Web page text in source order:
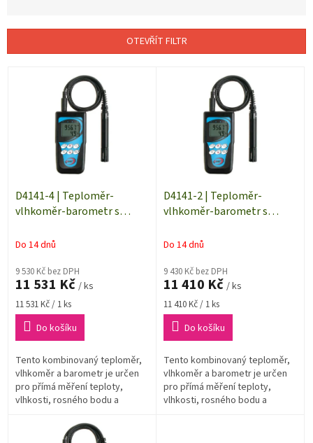
í
OTEVŘÍT FILTR
D4141-4 | Teploměr-
vlhkoměr-barometr s
metry | datalogger
Do 14 dnů
9 530 Kč bez DPH
11 531 Kč / ks
Měrná
cena:
11 531 Kč / 1 ks
Do košíku
Tento kombinovaný teploměr,
vlhkoměr a barometr je určen
pro přímá měření teploty,
vlhkosti, rosného bodu a
Důležitou vlastností přístroje
D4141-2 | Teploměr-
vlhkoměr-barometr s
metry | datalogger
Do 14 dnů
9 430 Kč bez DPH
11 410 Kč / ks
Měrná
cena:
11 410 Kč / 1 ks
Do košíku
Tento kombinovaný teploměr,
vlhkoměr a barometr je určen
pro přímá měření teploty,
vlhkosti, rosného bodu a